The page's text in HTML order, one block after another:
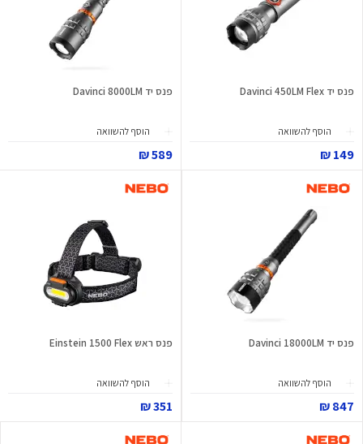
פנס יד Davinci 450LM Flex
הוסף להשוואה
149 ₪
פנס יד Davinci 8000LM
הוסף להשוואה
589 ₪
פנס יד Davinci 18000LM
הוסף להשוואה
847 ₪
פנס ראש Einstein 1500 Flex
הוסף להשוואה
351 ₪